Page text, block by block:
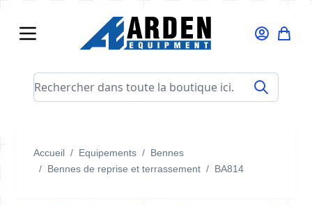
Rechercher dans toute la boutique ici...
Accueil / Equipements / Bennes
/ Bennes de reprise et terrassement / BA814